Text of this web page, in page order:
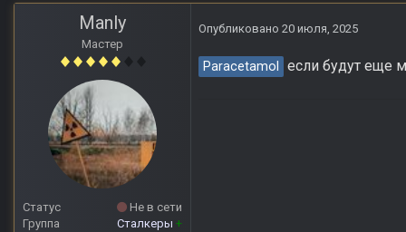
Manly
Мастер
Статус
Не в сети
Группа
Сталкеры +
Опубликовано 20 июля, 2025
Paracetamol если будут еще